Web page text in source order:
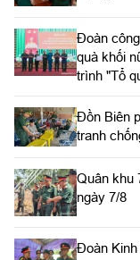
Đoàn
quà khối
trình "Tổ
Đồn Biên
tranh
Quân khu
ngày 7/8
Đoàn Kinh